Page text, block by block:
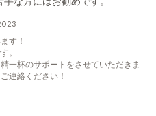
す！
。
一杯のサポートをさせていただきま
連絡ください！